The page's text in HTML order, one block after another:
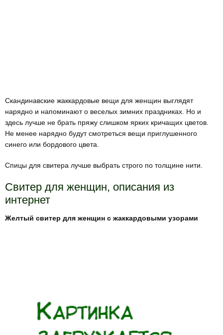
Скандинавские жаккардовые вещи для женщин выглядят
нарядно и напоминают о веселых зимних праздниках. Но и
здесь лучше не брать пряжу слишком ярких кричащих цветов.
Не менее нарядно будут смотреться вещи приглушенного
синего или бордового цвета.
Спицы для свитера лучше выбрать строго по толщине нити.
Свитер для женщин, описания из
интернет
Желтый свитер для женщин с жаккардовыми узорами